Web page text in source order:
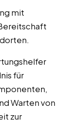
mit
für
Warten von
zur